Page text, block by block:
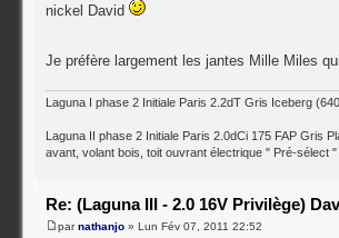
nickel David
Je préfère largement les jantes Mille Miles
Laguna I phase 2 Initiale Paris 2.2dT Gris Iceberg
Laguna II phase 2 Initiale Paris 2.0dCi 175 FAP Gris
avant, volant bois, toit ouvrant électrique " Pré-sélect
Re: (Laguna III - 2.0 16V Privilège)
parnathanjo » Lun Fév 07, 2011 22:52